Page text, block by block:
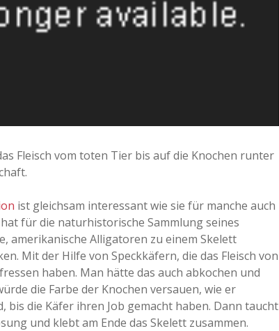
Fleisch vom toten Tier bis auf die Knochen runter
ist gleichsam interessant wie sie für manche auch
hat für die naturhistorische Sammlung seines
amerikanische Alligatoren zu einem Skelett
Mit der Hilfe von Speckkäfern, die das Fleisch von
haben. Man hätte das auch abkochen und
die Farbe der Knochen versauen, wie er
bis die Käfer ihren Job gemacht haben. Dann taucht
und klebt am Ende das Skelett zusammen.